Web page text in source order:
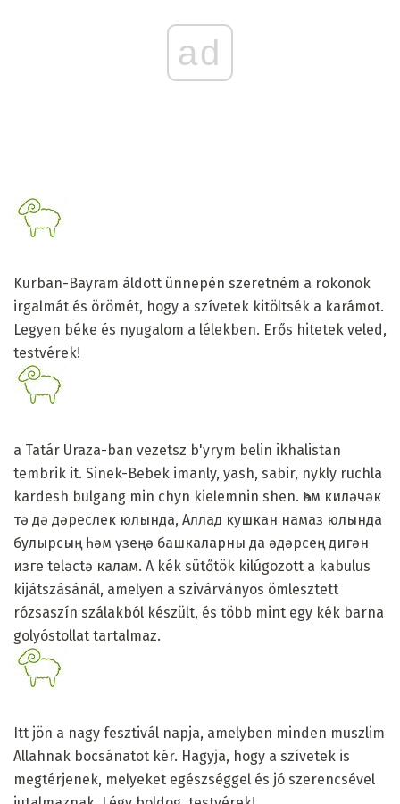
ad
Kurban-Bayram áldott ünnepén szeretném a rokonok
irgalmát és örömét, hogy a szívetek kitöltsék a karámot.
Legyen béke és nyugalom a lélekben. Erős hitetek veled,
testvérek!
a Tatár Uraza-ban vezetsz b'yrym belin ikhalistan
tembrik it. Sinek-Bebek imanly, yash, sabir, nykly ruchla
kardesh bulgang min chyn kielemnin shen. Һәм киләчәк
тә дә дәреслек юлында, Аллад кушкан намаз юлында
булырсың һәм үзеңә башкаларны да әдәрсең дигән
изге telәctә калам. A kék sütőtök kilúgozott a kabulus
kijátszásánál, amelyen a szivárványos ömlesztett
rózsaszín szálakból készült, és több mint egy kék barna
golyóstollat ​​tartalmaz.
Itt jön a nagy fesztivál napja, amelyben minden muszlim
Allahnak bocsánatot kér. Hagyja, hogy a szívetek is
megtérjenek, melyeket egészséggel és jó szerencsével